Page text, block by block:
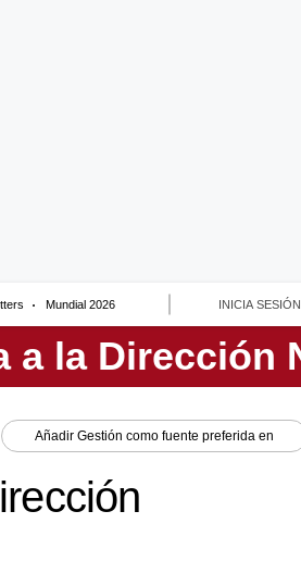
Mundial 2026 INICIA SESIÓN
Añadir Gestión como fuente preferida en